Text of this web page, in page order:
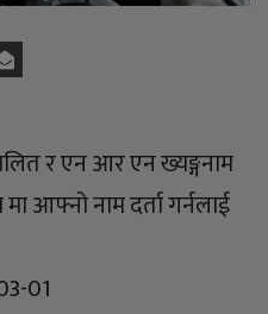
र एन आर एन ख्यङ्गनाम
आफ्नो नाम दर्ता गर्नलाई
01